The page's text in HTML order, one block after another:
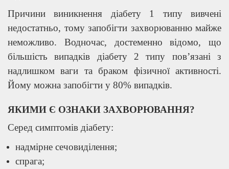
Причини виникнення діабету 1 типу вивчені
недостатньо, тому запобігти захворюванню майже
неможливо. Водночас, достеменно відомо, що
більшість випадків діабету 2 типу пов’язані з
надлишком ваги та браком фізичної активності.
Йому можна запобігти у 80% випадків.
ЯКИМИ Є ОЗНАКИ ЗАХВОРЮВАННЯ?
Серед симптомів діабету:
надмірне сечовиділення;
спрага;